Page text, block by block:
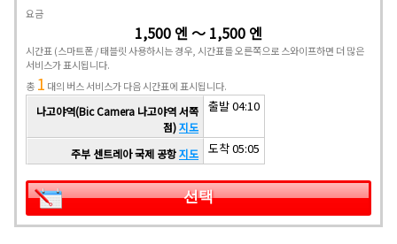
요금
1,500 엔 ～ 1,500 엔
시간표 (스마트폰 / 태블릿 사용하시는 경우, 시간표를 오른쪽으로 스와이프하면 더 많은
서비스가 표시됩니다.
총 1 대의 버스 서비스가 다음 시간표에 표시됩니다.
나고야역(Bic Camera 나고야역 서쪽
점)지도
출발 04:10
주부 센트레아 국제 공항지도 도착 05:05
선택